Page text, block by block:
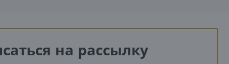
на рассылку